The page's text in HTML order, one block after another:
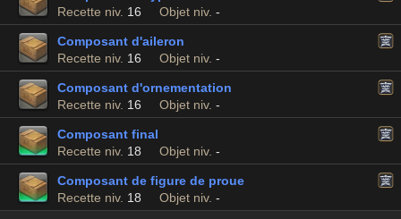
Recette niv. 16 Objet niv. -
Composant d'aileron
Recette niv. 16 Objet niv. -
Composant d'ornementation
Recette niv. 16 Objet niv. -
Composant final
Recette niv. 18 Objet niv. -
Composant de figure de proue
Recette niv. 18 Objet niv. -